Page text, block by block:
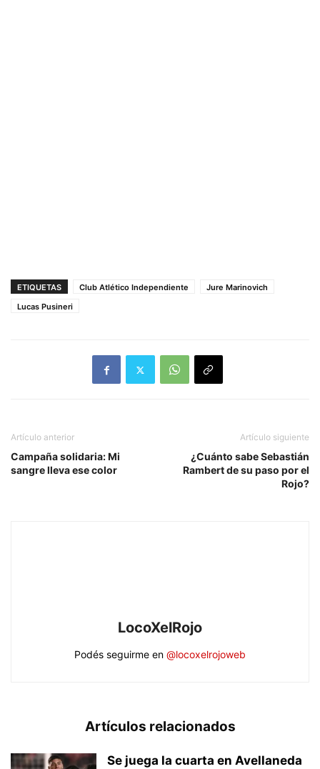
ETIQUETAS Club Atlético Independiente
Jure Marinovich
Lucas Pusineri
Artículo anterior
Campaña solidaria: Mi
sangre lleva ese color
Artículo siguiente
¿Cuánto sabe Sebastián
Rambert de su paso por el
Rojo?
LocoXelRojo
Podés seguirme en @locoxelrojoweb
Artículos relacionados
Se juega la cuarta en Avellaneda